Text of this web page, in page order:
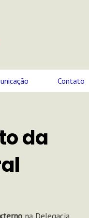
Contato
da